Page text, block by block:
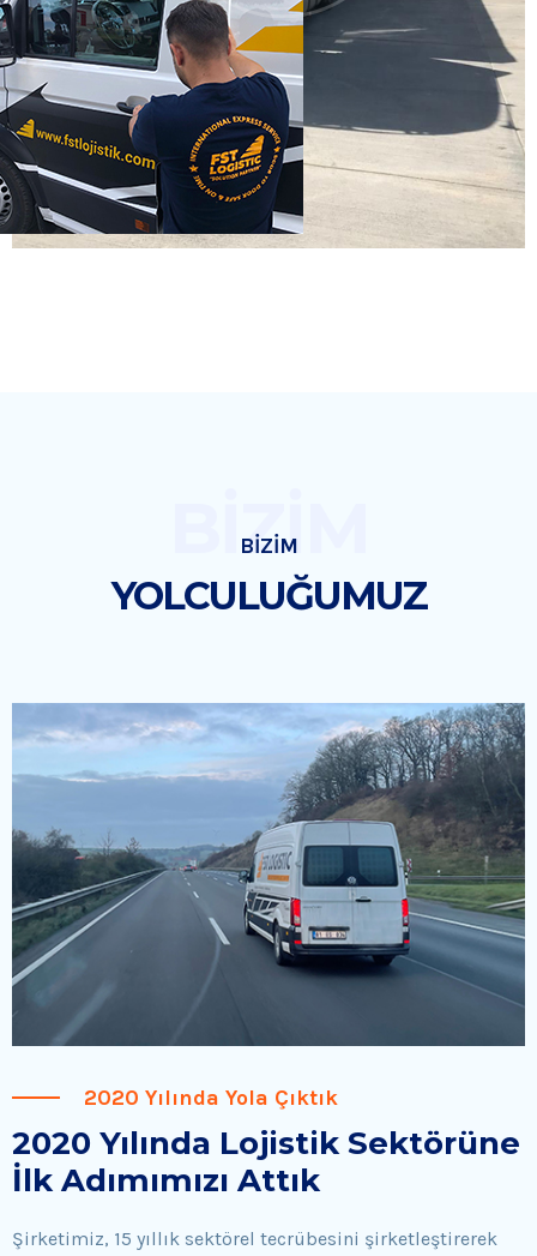
BİZİM
YOLCULUĞUMUZ
BİZİM
2020 Yılında Yola Çıktık
2020 Yılında Lojistik Sektörüne
İlk Adımımızı Attık
Şirketimiz, 15 yıllık sektörel tecrübesini şirketleştirerek